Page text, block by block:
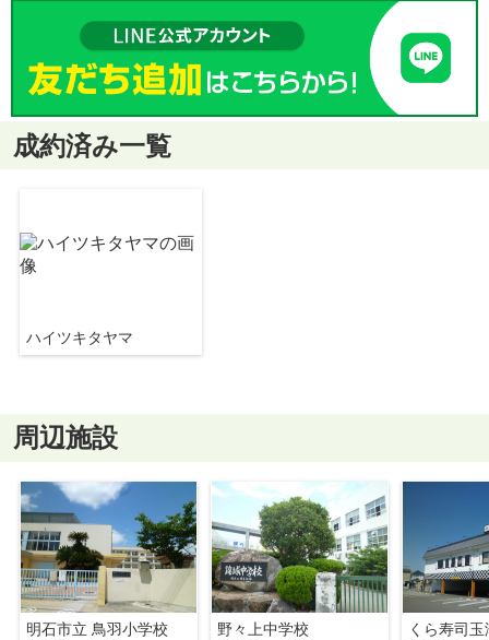
成約済み一覧
ハイツキタヤマ
周辺施設
明石市立 鳥羽小学校
野々上中学校
くら寿司玉